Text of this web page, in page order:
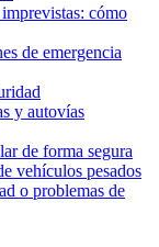
cómo
de emergencia
y autovías
de forma segura
vehículos pesados
o problemas de